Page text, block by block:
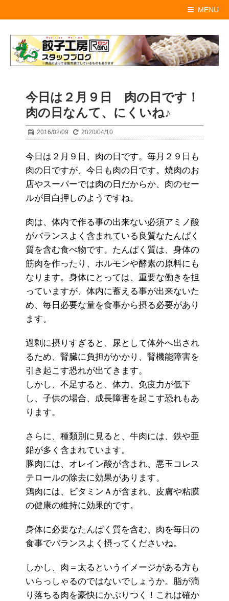
MENU
今日は２月９日 肉の日です！
肉の日なんて、にくいね♪
2016/02/09 2020/04/10
今日は２月９日、肉の日です。毎月２９日も
肉の日ですが、今日も肉の日です。焼肉のお
店やスーパーでは肉の日だからか、肉のセー
ルが目白押しのようですね。
肉は、体内で作る事の出来ない必須アミノ酸
がバランスよく含まれている良質なたんぱく
質を含む食べ物です。たんぱく質は、身体の
筋肉を作ったり、ホルモンや酵素の原料にも
なります。身体にとっては、重要な働きを担
っていますが、体内に蓄える事が出来ないた
め、毎日必要な量を食事から摂る必要があり
ます。
過剰に摂りすぎると、尿として体外へ出され
るため、腎臓に負担がかかり、腎機能障害を
引き起こす恐れが出てきます。
しかし、不足すると、体力、免疫力が低下
し、子供の場合、成長障害を起こす恐れもあ
ります。
さらに、種類別に見ると、牛肉には、鉄や亜
鉛が多く含まれています。
豚肉には、オレイン酸が含まれ、悪玉コレス
テロールの除去に効果があります。
鶏肉には、ビタミンＡが含まれ、皮膚や粘膜
の健康の維持に効果的です。
身体に必要なたんぱく質を含む、肉を毎日の
食事でバランスよく摂ってくださいね。
しかし、肉＝太るというイメージがある方も
いらっしゃるのではないでしょうか。脂が滴
り落ちる肉を豪快にかぶりつく！これは確か